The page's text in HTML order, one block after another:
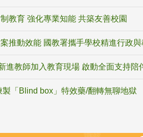
教育 強化專業知能 共築友善校園
推動效能 國教署攜手學校精進行政
進教師加入教育現場 啟動全面支持陪
製「Blind box」特效藥/翻轉無聊地獄